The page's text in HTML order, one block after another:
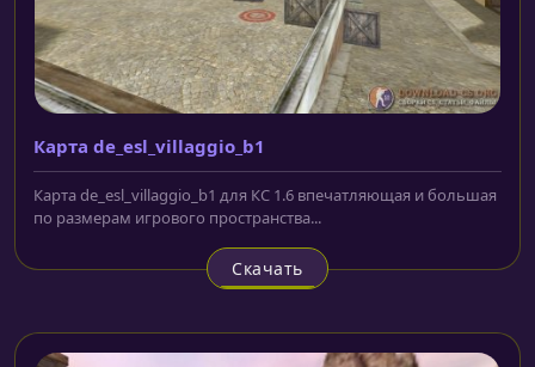
Карта de_esl_villaggio_b1
Карта de_esl_villaggio_b1 для КС 1.6 впечатляющая и большая
по размерам игрового пространства...
Скачать